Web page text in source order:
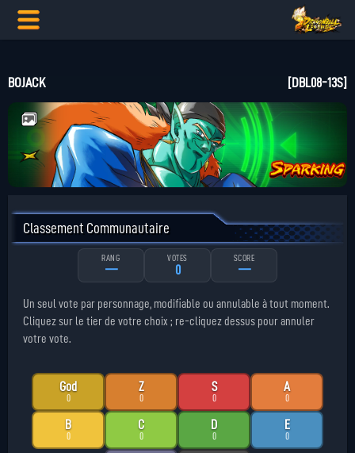
BOJACK [DBL08-13S]
Classement Communautaire
RANG
—
VOTES
0
SCORE
—
Un seul vote par personnage, modifiable ou annulable à tout moment.
Cliquez sur le tier de votre choix ; re-cliquez dessus pour annuler
votre vote.
God
0
Z
0
S
0
A
0
B
0
C
0
D
0
E
0